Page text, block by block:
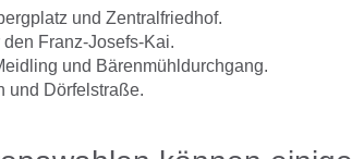
und Zentralfriedhof.
Franz-Josefs-Kai.
und Bärenmühldurchgang.
und Dörfelstraße.